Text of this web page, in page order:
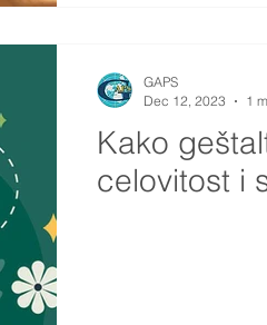
Kako
celovitost i
GAPS
Dec 12, 2023
1